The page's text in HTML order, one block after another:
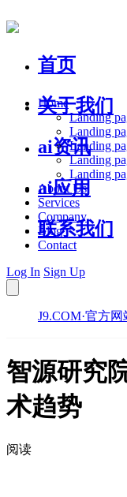
首页
关于我们
ai资讯
ai应用
联系我们
Home
Landing
Landing
Landing
Landing
Landing
About Us
Services
Company
Blog
Contact
Log In Sign Up
J9.COM·官方网
智源研究
术趋势
阅读